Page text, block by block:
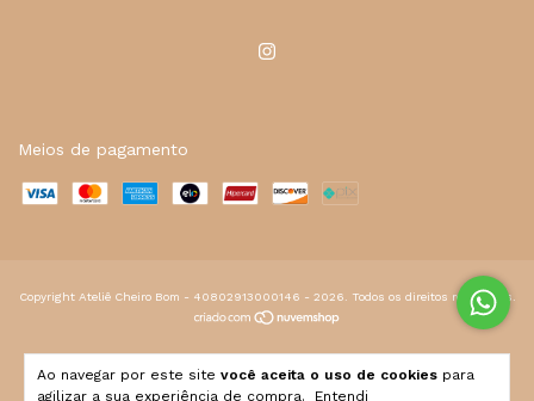
Ao navegar por este site você aceita o uso de cookies para
agilizar a sua experiência de compra.
Entendi
Meios de pagamento
Copyright Ateliê Cheiro Bom - 40802913000146 - 2026. Todos os direitos reservados.